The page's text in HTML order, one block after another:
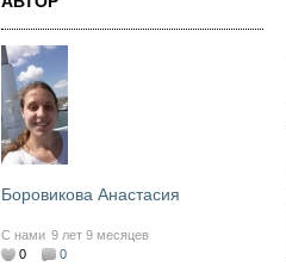
Боровикова Анастасия
С нами 9 лет 9 месяцев
0
0